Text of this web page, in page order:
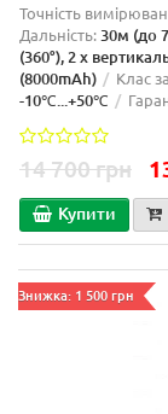
Точність
Дальність: 30м (до
(360°), 2 x
(8000mAh)
Клас
-10℃...+50℃
14 700 грн
Купити
Знижка: 1 500 грн